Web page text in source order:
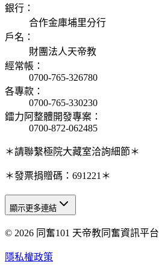
銀行 ：
合作金庫埔里分行
戶名 ：
財團法人天帝教
經常帳 ：
0700-765-326780
各專款 ：
0700-765-330230
鐳力阿整體開發專案 ：
0700-872-062485
＊請聯繫極院大藏室洽詢細節＊
＊發票捐贈碼：691221＊
天人研究總院
天人研究學院
顯示更多連結
© 2026 同奮101 天帝教同奮資訊平台
隱私權政策